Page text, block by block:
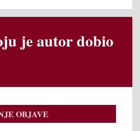
je autor dobio
OBJAVE